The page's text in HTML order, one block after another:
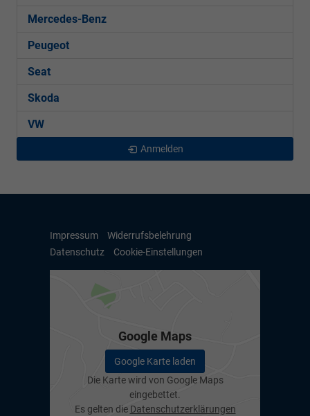
Mercedes-Benz
Peugeot
Seat
Skoda
VW
Anmelden
Impressum
Widerrufsbelehrung
Datenschutz
Cookie-Einstellungen
Google Maps
Google Karte laden
Die Karte wird von Google Maps
eingebettet.
Es gelten die Datenschutzerklärungen